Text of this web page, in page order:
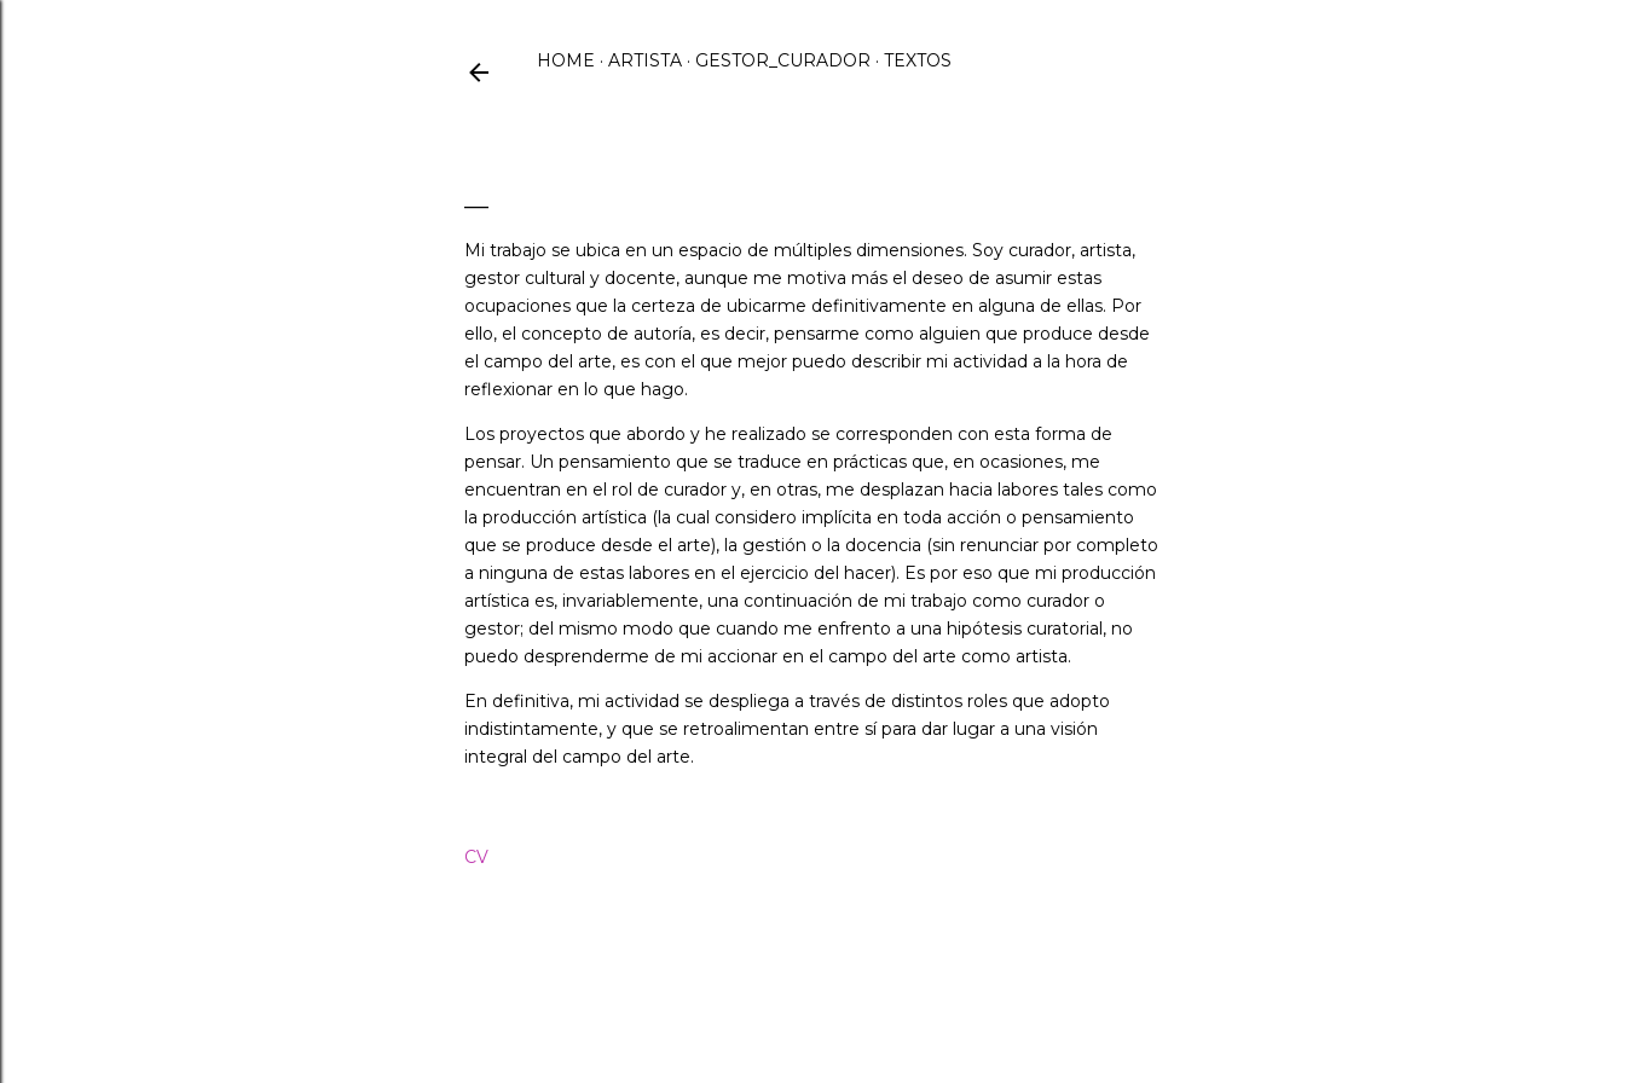
HOME ARTISTA GESTOR_CURADOR TEXTOS
Mi trabajo se ubica en un espacio de múltiples dimensiones. Soy curador, artista,
gestor cultural y docente, aunque me motiva más el deseo de asumir estas
ocupaciones que la certeza de ubicarme definitivamente en alguna de ellas. Por
ello, el concepto de autoría, es decir, pensarme como alguien que produce desde
el campo del arte, es con el que mejor puedo describir mi actividad a la hora de
reflexionar en lo que hago.
Los proyectos que abordo y he realizado se corresponden con esta forma de
pensar. Un pensamiento que se traduce en prácticas que, en ocasiones, me
encuentran en el rol de curador y, en otras, me desplazan hacia labores tales como
la producción artística (la cual considero implícita en toda acción o pensamiento
que se produce desde el arte), la gestión o la docencia (sin renunciar por completo
a ninguna de estas labores en el ejercicio del hacer). Es por eso que mi producción
artística es, invariablemente, una continuación de mi trabajo como curador o
gestor; del mismo modo que cuando me enfrento a una hipótesis curatorial, no
puedo desprenderme de mi accionar en el campo del arte como artista.
En definitiva, mi actividad se despliega a través de distintos roles que adopto
indistintamente, y que se retroalimentan entre sí para dar lugar a una visión
integral del campo del arte.
CV